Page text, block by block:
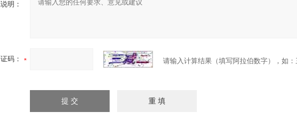
明：
码： 请输入计算结果（填写阿拉伯数字），如：